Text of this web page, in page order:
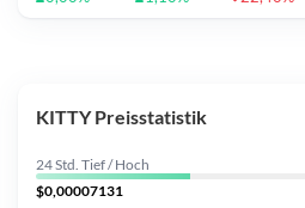
KITTY Preisstatistik
24 Std. Tief / Hoch
$0,00007131